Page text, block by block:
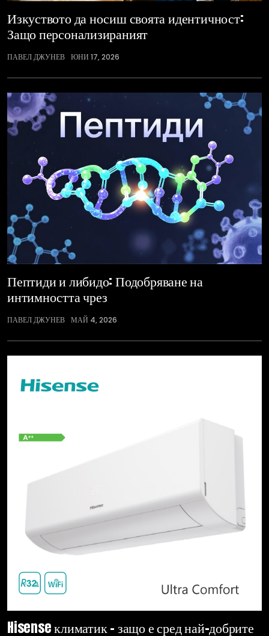
Изкуството да носиш своята идентичност:
Защо персонализираният
ПАВЕЛ ДЖУНЕВ ЮНИ 17, 2026
Пептиди и либидо: Подобряване на
интимността чрез
ПАВЕЛ ДЖУНЕВ МАЙ 4, 2026
Hisense климатик – защо е сред най-добрите